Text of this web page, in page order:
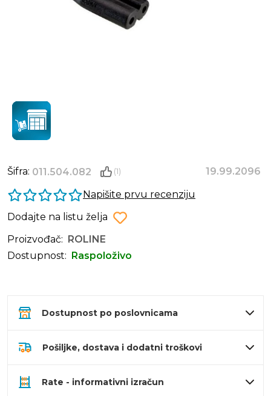
Šifra: 011.504.082 (1)
19.99.2096
Napišite prvu recenziju
Dodajte na listu želja
Proizvođač:
ROLINE
Dostupnost:
Raspoloživo
Dostupnost po poslovnicama
Pošiljke, dostava i dodatni troškovi
Rate - informativni izračun